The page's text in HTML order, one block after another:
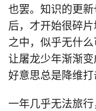
也罢。知识的更
后，才开始很碎
之中，似乎无什么
让屠龙少年渐渐
好意思总是降维打
一年几乎无法旅